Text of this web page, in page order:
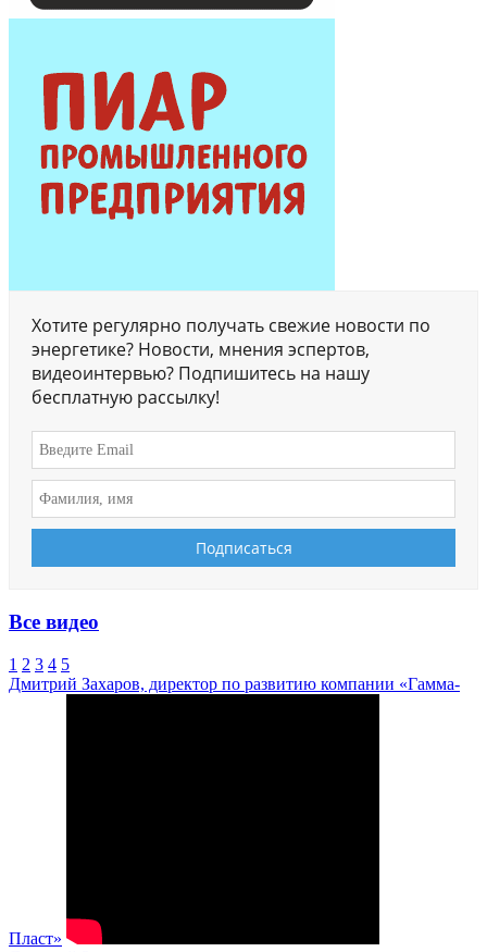
Хотите регулярно получать свежие новости по
энергетике? Новости, мнения эспертов,
видеоинтервью? Подпишитесь на нашу
бесплатную рассылку!
Все видео
1 2 3 4 5
Дмитрий Захаров, директор по развитию компании «Гамма-
Пласт»